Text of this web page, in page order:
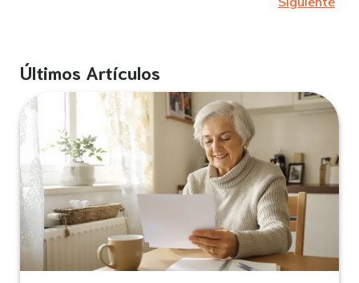
Últimos Artículos